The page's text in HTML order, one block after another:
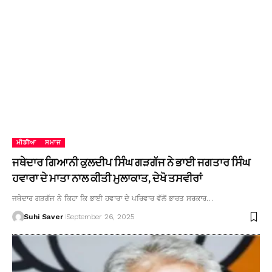
ਮੀਡੀਆ ਸਮਾਜ
ਜਥੇਦਾਰ ਗਿਆਨੀ ਕੁਲਦੀਪ ਸਿੰਘ ਗੜਗੱਜ ਨੇ ਭਾਈ ਜਗਤਾਰ ਸਿੰਘ
ਹਵਾਰਾ ਦੇ ਮਾਤਾ ਨਾਲ ਕੀਤੀ ਮੁਲਾਕਾਤ, ਦੇਖੋ ਤਸਵੀਰਾਂ
ਜਥੇਦਾਰ ਗੜਗੱਜ ਨੇ ਕਿਹਾ ਕਿ ਭਾਈ ਹਵਾਰਾ ਦੇ ਪਰਿਵਾਰ ਵੱਲੋਂ ਭਾਰਤ ਸਰਕਾਰ…
Suhi Saver September 26, 2025